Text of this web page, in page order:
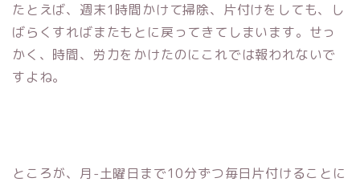
たとえば、週末1時間かけて掃除、片付けをしても、し
ばらくすればまたもとに戻ってきてしまいます。せっ
かく、時間、労力をかけたのにこれでは報われないで
すよね。
ところが、月-土曜日まで10分ずつ毎日片付けることに